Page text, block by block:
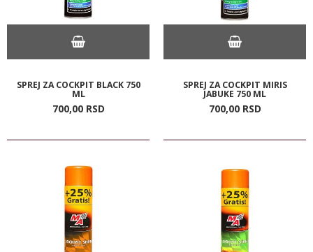
SPREJ ZA COCKPIT BLACK 750
ML
700,00 RSD
SPREJ ZA COCKPIT MIRIS
JABUKE 750 ML
700,00 RSD